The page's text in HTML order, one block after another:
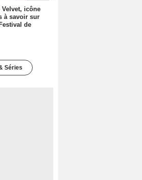
icône
à savoir sur
de
Séries